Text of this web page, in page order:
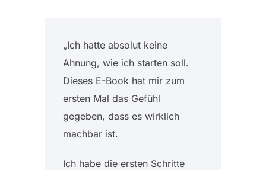
„Ich hatte absolut keine
Ahnung, wie ich starten soll.
Dieses E-Book hat mir zum
ersten Mal das Gefühl
gegeben, dass es wirklich
machbar ist.
Ich habe die ersten Schritte